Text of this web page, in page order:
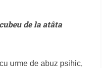
de la atâta
urme de abuz psihic,